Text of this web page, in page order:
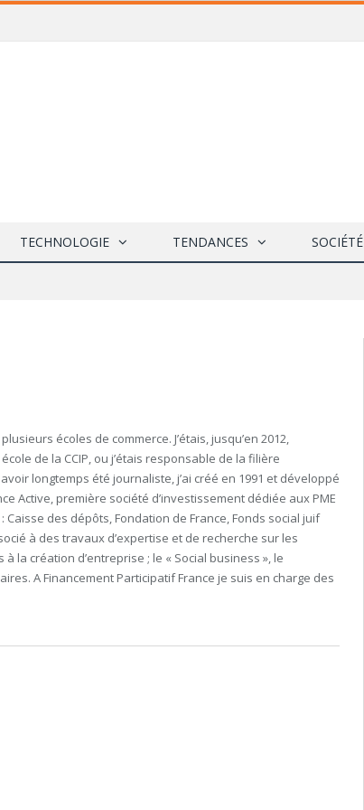
TECHNOLOGIE TENDANCES SOCIÉTÉ
écoles de commerce. J’étais, jusqu’en 2012,
de la CCIP, ou j’étais responsable de la filière
longtemps été journaliste, j’ai créé en 1991 et développé
Active, première société d’investissement dédiée aux PME
des dépôts, Fondation de France, Fonds social juif
à des travaux d’expertise et de recherche sur les
la création d’entreprise ; le « Social business », le
A Financement Participatif France je suis en charge des